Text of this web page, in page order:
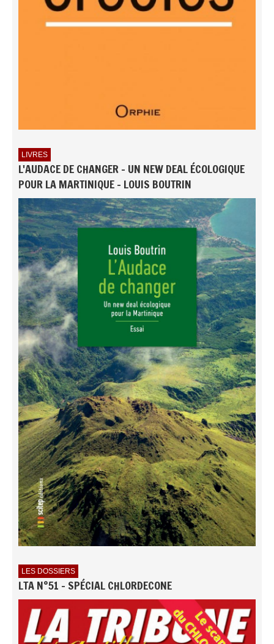
LIVRES
L'AUDACE DE CHANGER - UN NEW DEAL ÉCOLOGIQUE
POUR LA MARTINIQUE - LOUIS BOUTRIN
LES DOSSIERS
LTA N°51 - SPÉCIAL CHLORDECONE